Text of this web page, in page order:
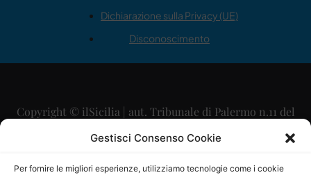
Gestisci Consenso Cookie
Per fornire le migliori esperienze, utilizziamo tecnologie come i cookie
Dichiarazione sulla Privacy (UE)
Disconoscimento
Copyright © ilSicilia | aut. Tribunale di Palermo n.11 del
29/09/2015